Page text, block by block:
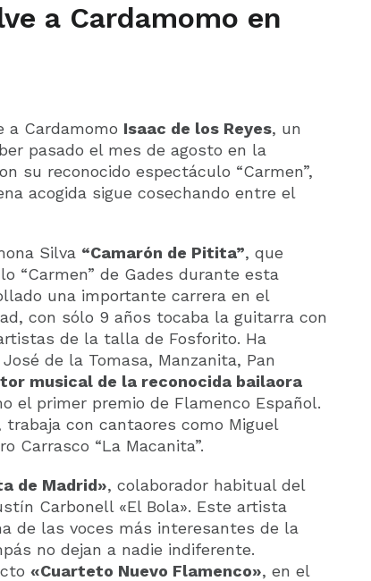
a Cardamomo en
a Cardamomo Isaac de los Reyes, un
pasado el mes de agosto en la
su reconocido espectáculo “Carmen”,
acogida sigue cosechando entre el
Silva “Camarón de Pitita”, que
“Carmen” de Gades durante esta
una importante carrera en el
con sólo 9 años tocaba la guitarra con
de la talla de Fosforito. Ha
de la Tomasa, Manzanita, Pan
musical de la reconocida bailaora
el primer premio de Flamenco Español.
con cantaores como Miguel
Carrasco “La Macanita”.
de Madrid», colaborador habitual del
Carbonell «El Bola». Este artista
de las voces más interesantes de la
no dejan a nadie indiferente.
«Cuarteto Nuevo Flamenco», en el